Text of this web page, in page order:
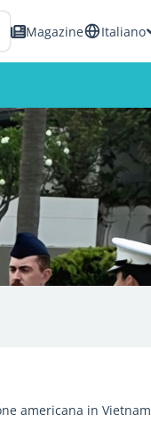
Magazine Italiano
americana in Vietnam